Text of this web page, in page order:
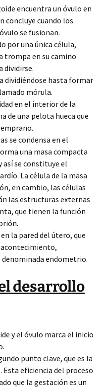
encuentra un óvulo en
concluye cuando los
se fusionan.
por una única célula,
trompa en su camino
dividirse.
dividiéndose hasta formar
mórula.
en el interior de la
de una pelota hueca que
se condensa en el
una masa compacta
así se constituye el
La célula de la masa
en cambio, las células
las estructuras externas
que tienen la función
la pared del útero, que
acontecimiento,
denominada endometrio.
desarrollo
y el óvulo marca el inicio
punto clave, que es la
eficiencia del proceso
que la gestación es un